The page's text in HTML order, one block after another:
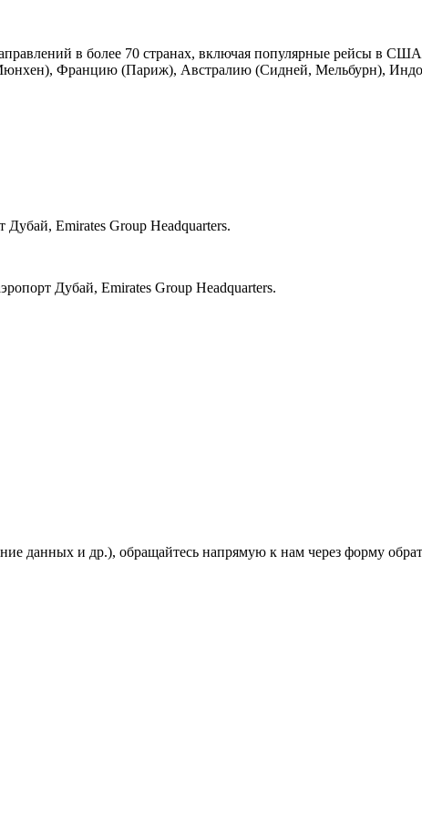
в более 70 странах, включая популярные рейсы в
Францию (Париж), Австралию (Сидней, Мельбурн),
Emirates Group Headquarters.
Дубай, Emirates Group Headquarters.
данных и др.), обращайтесь напрямую к нам через форму